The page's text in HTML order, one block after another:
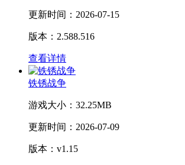
更新时间： 2026-07-15
版本：2.588.516
查看详情
铁锈战争
游戏大小： 32.25MB
更新时间： 2026-07-09
版本：v1.15